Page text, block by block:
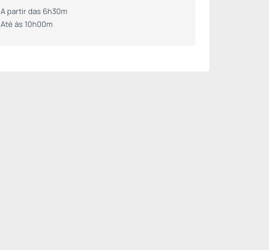
A partir das 6h30m
Até às 10h00m